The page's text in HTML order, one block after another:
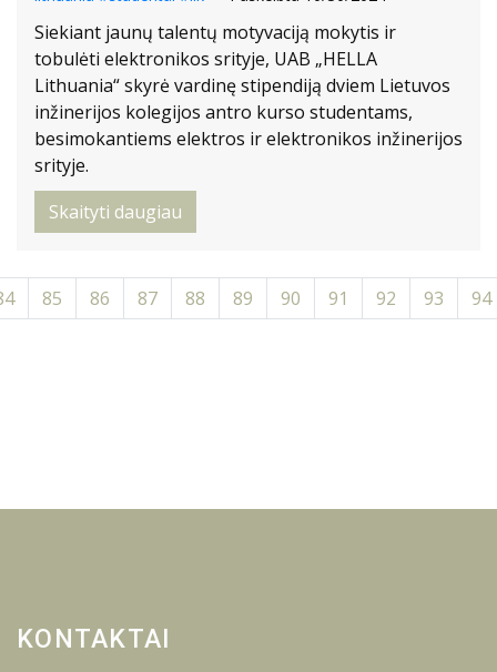
Siekiant jaunų talentų motyvaciją mokytis ir
tobulėti elektronikos srityje, UAB „HELLA
Lithuania“ skyrė vardinę stipendiją dviem Lietuvos
inžinerijos kolegijos antro kurso studentams,
besimokantiems elektros ir elektronikos inžinerijos
srityje.
Skaityti daugiau
85 86 87 88 89 90 91 92 93 94
KONTAKTAI